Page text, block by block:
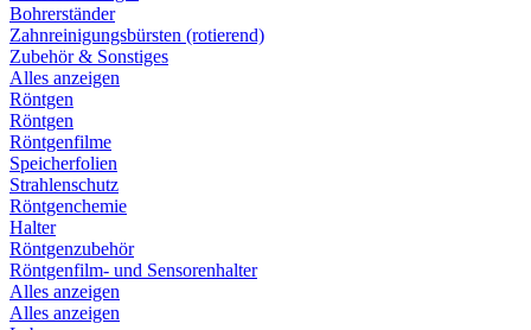
Bohrerständer
Zahnreinigungsbürsten (rotierend)
Zubehör & Sonstiges
Alles anzeigen
Röntgen
Röntgen
Röntgenfilme
Speicherfolien
Strahlenschutz
Röntgenchemie
Halter
Röntgenzubehör
Röntgenfilm- und Sensorenhalter
Alles anzeigen
Alles anzeigen